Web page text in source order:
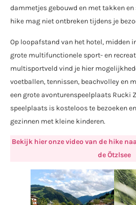
dammetjes gebouwd en met takken en
hike mag niet ontbreken tijdens je
Op loopafstand van het hotel, midden
grote multifunctionele sport- en
multisportveld vind je hier
voetballen, tennissen, beachvolley en
een grote avonturenspeelplaats Rucki
speelplaats is kosteloos te bezoeken
gezinnen met kleine kinderen.
Bekijk hier onze video van de hike
de Ötzlsee